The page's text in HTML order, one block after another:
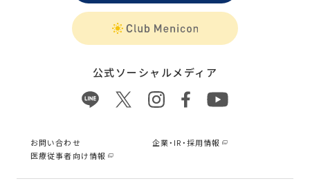
公式ソーシャルメディア
お問い合わせ
企業・IR・採用情報
医療従事者向け情報